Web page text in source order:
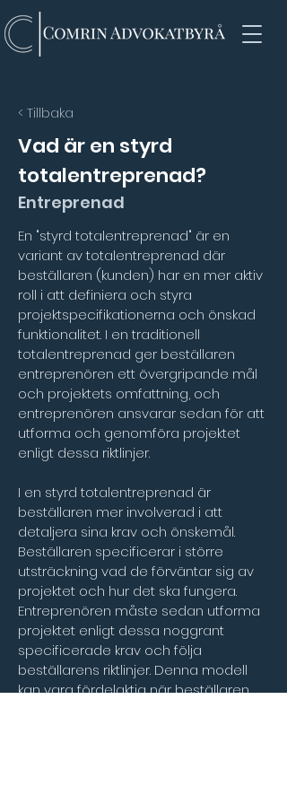
< Tillbaka
Vad är en styrd
totalentreprenad?
Entreprenad
En "styrd totalentreprenad" är en
variant av totalentreprenad där
beställaren (kunden) har en mer aktiv
roll i att definiera och styra
projektspecifikationerna och önskad
funktionalitet. I en traditionell
totalentreprenad ger beställaren
entreprenören ett övergripande mål
och projektets omfattning, och
entreprenören ansvarar sedan för att
utforma och genomföra projektet
enligt dessa riktlinjer.
I en styrd totalentreprenad är
beställaren mer involverad i att
detaljera sina krav och önskemål.
Beställaren specificerar i större
utsträckning vad de förväntar sig av
projektet och hur det ska fungera.
Entreprenören måste sedan utforma
projektet enligt dessa noggrant
specificerade krav och följa
beställarens riktlinjer. Denna modell
kan vara fördelaktig när beställaren